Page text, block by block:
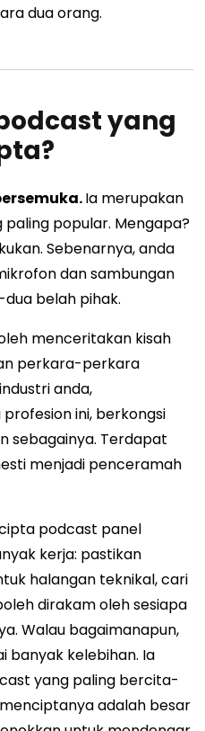
dua orang.
yang
Ia merupakan
popular. Mengapa?
Sebenarnya, anda
dan sambungan
belah pihak.
menceritakan kisah
perkara-perkara
anda,
ini, berkongsi
sebagainya. Terdapat
menjadi penceramah
podcast panel
kerja: pastikan
halangan teknikal, cari
dirakam oleh sesiapa
Walau bagaimanapun,
banyak kelebihan. Ia
yang paling bercita-
adalah besar